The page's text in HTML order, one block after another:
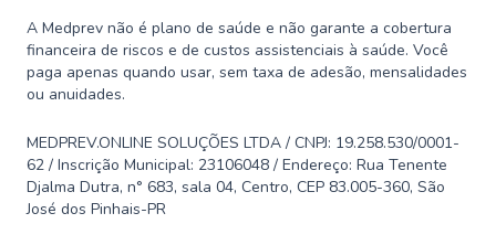
A Medprev não é plano de saúde e não garante a cobertura
financeira de riscos e de custos assistenciais à saúde. Você
paga apenas quando usar, sem taxa de adesão, mensalidades
ou anuidades.
MEDPREV.ONLINE SOLUÇÕES LTDA / CNPJ: 19.258.530/0001-
62 / Inscrição Municipal: 23106048 / Endereço: Rua Tenente
Djalma Dutra, n° 683, sala 04, Centro, CEP 83.005-360, São
José dos Pinhais-PR